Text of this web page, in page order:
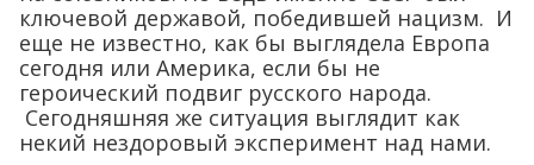
ключевой державой, победившей нацизм. И
еще не известно, как бы выглядела Европа
сегодня или Америка, если бы не
героический подвиг русского народа.
Сегодняшняя же ситуация выглядит как
некий нездоровый эксперимент над нами.